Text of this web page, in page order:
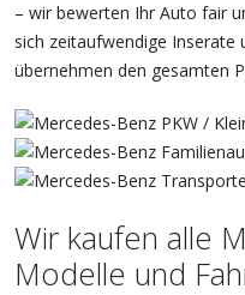
– wir bewerten Ihr Auto fair
sich zeitaufwendige Inserate
übernehmen den gesamten
Wir kaufen alle
Modelle und